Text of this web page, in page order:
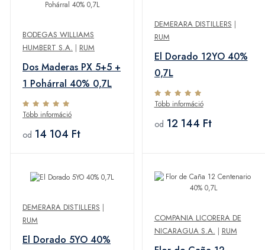
BODEGAS WILLIAMS
HUMBERT S.A. | RUM
Dos Maderas PX 5+5 +
1 Pohárral 40% 0,7L
Több információ
od 14 104 Ft
DEMERARA DISTILLERS |
RUM
El Dorado 12YO 40%
0,7L
Több információ
od 12 144 Ft
DEMERARA DISTILLERS |
RUM
El Dorado 5YO 40%
COMPANIA LICORERA DE
NICARAGUA S.A. | RUM